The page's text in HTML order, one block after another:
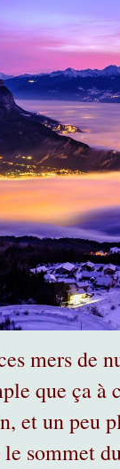
mers de
que ça
et un peu
sommet